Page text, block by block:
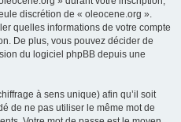
discrétion de « oleocene.org ».
quelles informations de votre compte
De plus, vous pouvez décider de
du logiciel phpBB depuis une
à sens unique) afin qu’il soit
de ne pas utiliser le même mot de